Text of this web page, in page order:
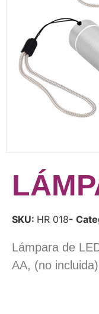
SKU: HR 018-
Lámpara de
AA, (no